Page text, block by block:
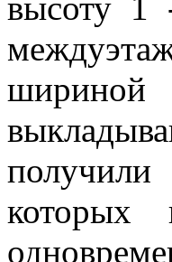
получили
которых